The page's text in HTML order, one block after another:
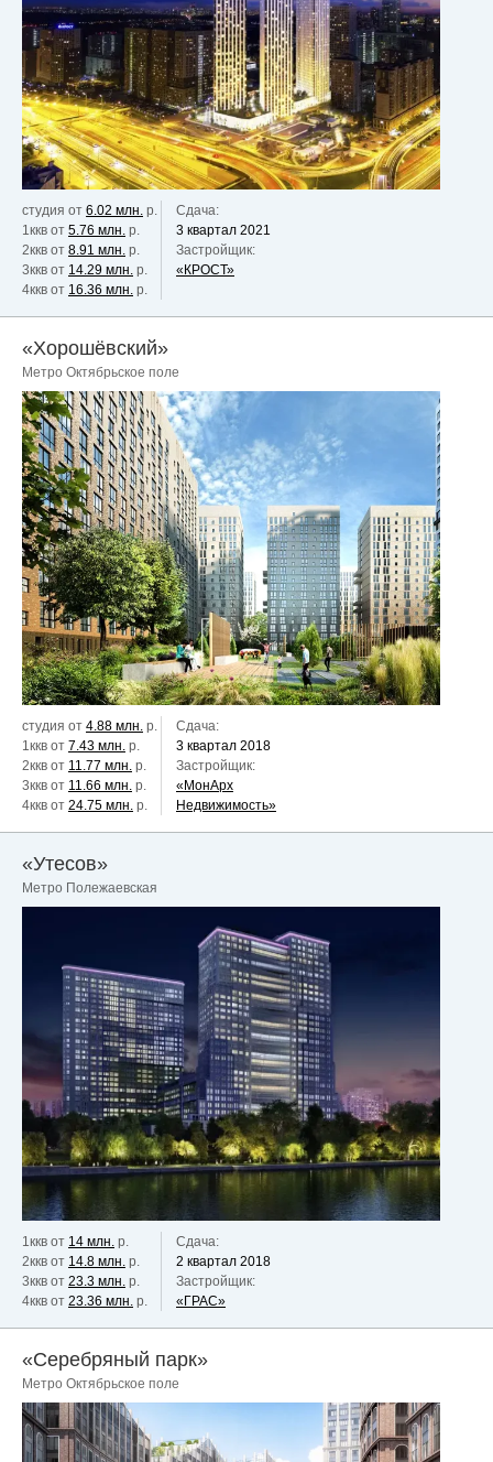
студия от 6.02 млн. р.
1ккв от 5.76 млн. р.
2ккв от 8.91 млн. р.
3ккв от 14.29 млн. р.
4ккв от 16.36 млн. р.
Сдача:
3 квартал 2021
Застройщик:
«КРОСТ»
«Хорошёвский»
Метро Октябрьское поле
студия от 4.88 млн. р.
1ккв от 7.43 млн. р.
2ккв от 11.77 млн. р.
3ккв от 11.66 млн. р.
4ккв от 24.75 млн. р.
Сдача:
3 квартал 2018
Застройщик:
«МонАрх
Недвижимость»
«Утесов»
Метро Полежаевская
1ккв от 14 млн. р.
2ккв от 14.8 млн. р.
3ккв от 23.3 млн. р.
4ккв от 23.36 млн. р.
Сдача:
2 квартал 2018
Застройщик:
«ГРАС»
«Серебряный парк»
Метро Октябрьское поле